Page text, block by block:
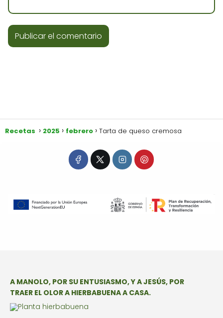
Recetas 2025 febrero Tarta de queso cremosa
A MANOLO, POR SU ENTUSIASMO, Y A JESÚS, POR
TRAER EL OLOR A HIERBABUENA A CASA.